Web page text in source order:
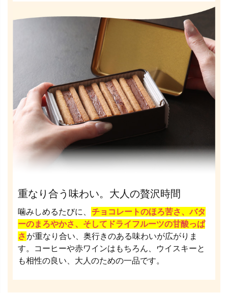
重なり合う味わい。大人の贅沢時間
噛みしめるたびに、 チョコレートのほろ苦さ、バタ
ーのまろやかさ、そしてドライフルーツの甘酸っぱ
さ が重なり合い、奥行きのある味わいが広がりま
す。コーヒーや赤ワインはもちろん、ウイスキーと
も相性の良い、大人のための一品です。